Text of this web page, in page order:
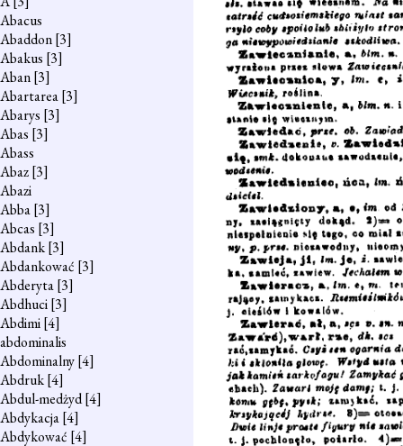
Abacus
Abaddon[3]
Abakus [3]
Aban[3]
Abartarea[3]
Abarys [3]
Abas [3]
Abass
Abaz[3]
Abazi
Abba[3]
Abcas [3]
Abdank[3]
Abdankować [3]
Abderyta[3]
Abdhuci[3]
Abdimi[4]
abdominalis
Abdominalny[4]
Abdruk[4]
Abdul-medżyd[4]
Abdykacja[4]
Abdykować [4]